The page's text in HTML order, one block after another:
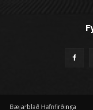
Bæjarblað Hafnfirðinga